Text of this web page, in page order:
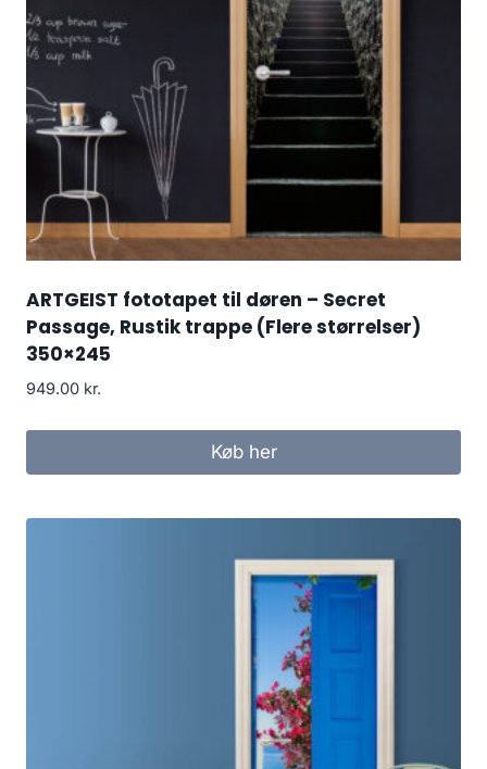
ARTGEIST fototapet til døren – Secret
Passage, Rustik trappe (Flere størrelser)
350×245
949.00 kr.
Køb her